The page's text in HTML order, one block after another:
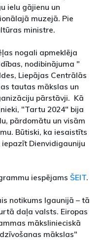
ielu gājienu un
muzejā. Pie
ministre.
nogali apmeklēja
nodibinājuma "
Liepājas Centrālās
tautas mākslas un
pārstāvji. Kā
"Tartu 2024" bija
pārdomātu un visām
Būtiski, ka iesaistīts
Dienvidigauniju
iespējams ŠEIT.
notikums Igaunijā – tā
daļa valsts. Eiropas
mākslinieciskā
mākslas"